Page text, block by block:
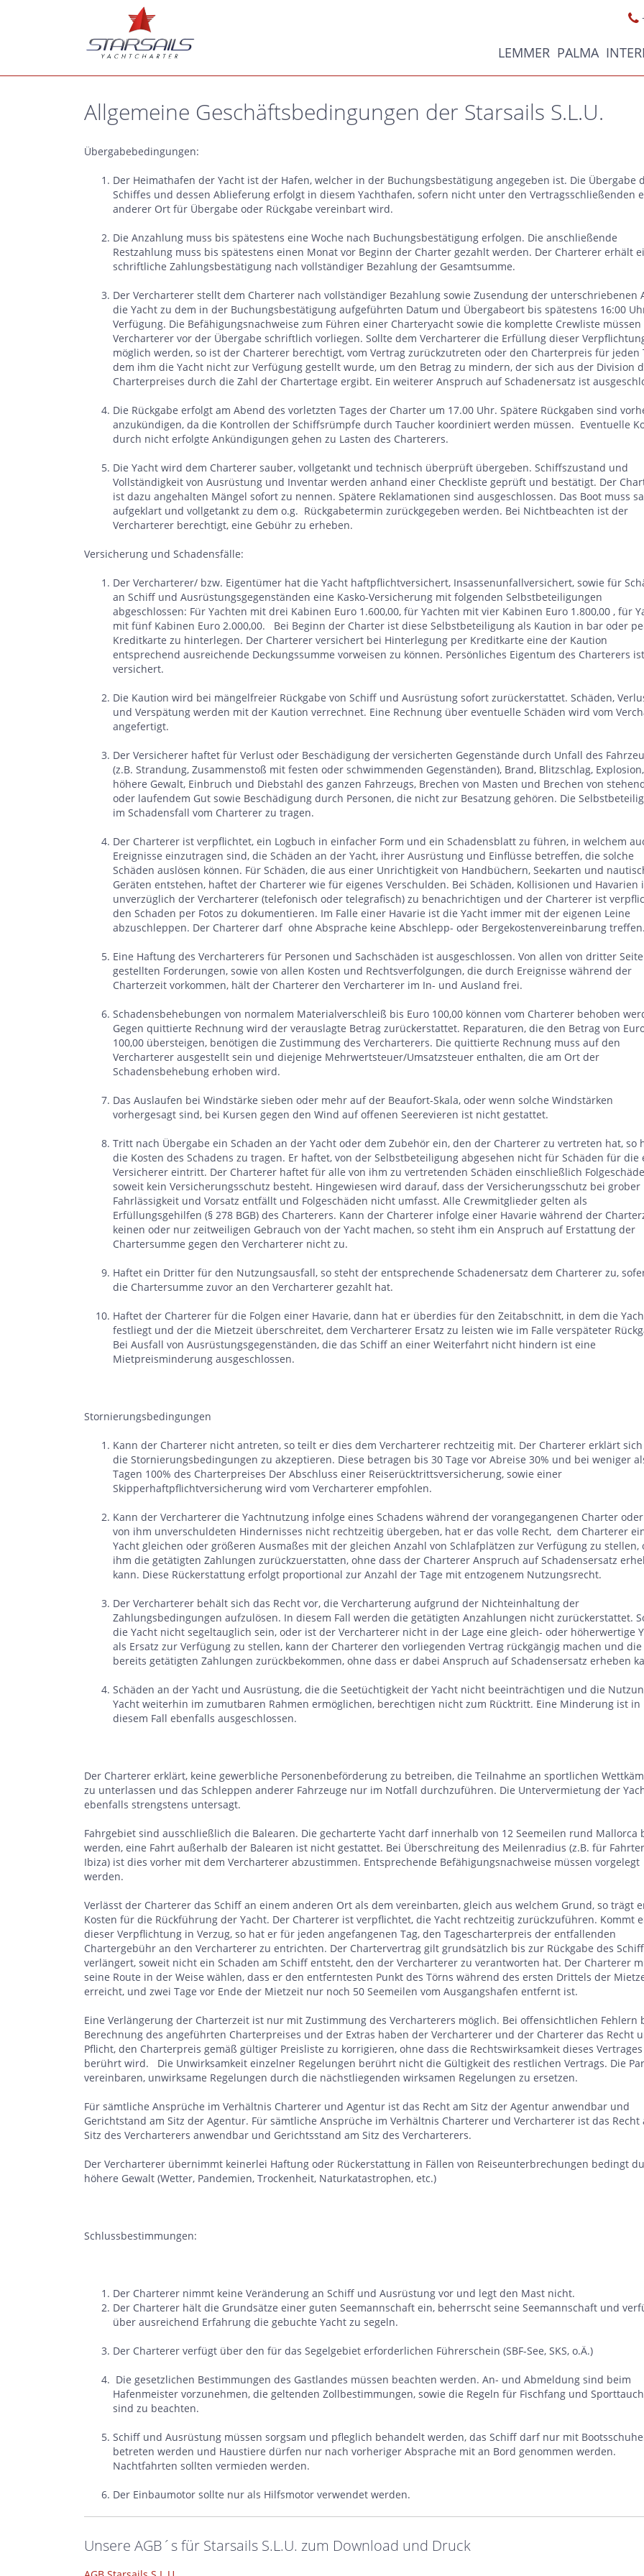
LEMMER PALMA
Allgemeine Geschäftsbedingungen der Starsails S.L.U.
Übergabebedingungen:
Der Heimathafen der Yacht ist der Hafen, welcher in der Buchungsbestätigung angegeben ist. Die Übergabe
Schiffes und dessen Ablieferung erfolgt in diesem Yachthafen, sofern nicht unter den Vertragsschließenden
anderer Ort für Übergabe oder Rückgabe vereinbart wird.
Die Anzahlung muss bis spätestens eine Woche nach Buchungsbestätigung erfolgen. Die anschließende
Restzahlung muss bis spätestens einen Monat vor Beginn der Charter gezahlt werden. Der Charterer erhält
schriftliche Zahlungsbestätigung nach vollständiger Bezahlung der Gesamtsumme.
Der Vercharterer stellt dem Charterer nach vollständiger Bezahlung sowie Zusendung der unterschriebenen
die Yacht zu dem in der Buchungsbestätigung aufgeführten Datum und Übergabeort bis spätestens 16:00
Verfügung. Die Befähigungsnachweise zum Führen einer Charteryacht sowie die komplette Crewliste müssen
Vercharterer vor der Übergabe schriftlich vorliegen. Sollte dem Vercharterer die Erfüllung dieser
möglich werden, so ist der Charterer berechtigt, vom Vertrag zurückzutreten oder den Charterpreis für jeden
dem ihm die Yacht nicht zur Verfügung gestellt wurde, um den Betrag zu mindern, der sich aus der Division
Charterpreises durch die Zahl der Chartertage ergibt. Ein weiterer Anspruch auf Schadenersatz ist
Die Rückgabe erfolgt am Abend des vorletzten Tages der Charter um 17.00 Uhr. Spätere Rückgaben sind
anzukündigen, da die Kontrollen der Schiffsrümpfe durch Taucher koordiniert werden müssen. Eventuelle
durch nicht erfolgte Ankündigungen gehen zu Lasten des Charterers.
Die Yacht wird dem Charterer sauber, vollgetankt und technisch überprüft übergeben. Schiffszustand und
Vollständigkeit von Ausrüstung und Inventar werden anhand einer Checkliste geprüft und bestätigt. Der
ist dazu angehalten Mängel sofort zu nennen. Spätere Reklamationen sind ausgeschlossen. Das Boot muss
aufgeklart und vollgetankt zu dem o.g. Rückgabetermin zurückgegeben werden. Bei Nichtbeachten ist der
Vercharterer berechtigt, eine Gebühr zu erheben.
Versicherung und Schadensfälle:
Der Vercharterer/ bzw. Eigentümer hat die Yacht haftpflichtversichert, Insassenunfallversichert, sowie für
an Schiff und Ausrüstungsgegenständen eine Kasko-Versicherung mit folgenden Selbstbeteiligungen
abgeschlossen: Für Yachten mit drei Kabinen Euro 1.600,00, für Yachten mit vier Kabinen Euro 1.800,00 , für
mit fünf Kabinen Euro 2.000,00. Bei Beginn der Charter ist diese Selbstbeteiligung als Kaution in bar oder
Kreditkarte zu hinterlegen. Der Charterer versichert bei Hinterlegung per Kreditkarte eine der Kaution
entsprechend ausreichende Deckungssumme vorweisen zu können. Persönliches Eigentum des Charterers
versichert.
Die Kaution wird bei mängelfreier Rückgabe von Schiff und Ausrüstung sofort zurückerstattet. Schäden,
und Verspätung werden mit der Kaution verrechnet. Eine Rechnung über eventuelle Schäden wird vom
angefertigt.
Der Versicherer haftet für Verlust oder Beschädigung der versicherten Gegenstände durch Unfall des
(z.B. Strandung, Zusammenstoß mit festen oder schwimmenden Gegenständen), Brand, Blitzschlag, Explosion,
höhere Gewalt, Einbruch und Diebstahl des ganzen Fahrzeugs, Brechen von Masten und Brechen von
oder laufendem Gut sowie Beschädigung durch Personen, die nicht zur Besatzung gehören. Die
im Schadensfall vom Charterer zu tragen.
Der Charterer ist verpflichtet, ein Logbuch in einfacher Form und ein Schadensblatt zu führen, in welchem
Ereignisse einzutragen sind, die Schäden an der Yacht, ihrer Ausrüstung und Einflüsse betreffen, die solche
Schäden auslösen können. Für Schäden, die aus einer Unrichtigkeit von Handbüchern, Seekarten und
Geräten entstehen, haftet der Charterer wie für eigenes Verschulden. Bei Schäden, Kollisionen und Havarien
unverzüglich der Vercharterer (telefonisch oder telegrafisch) zu benachrichtigen und der Charterer ist
den Schaden per Fotos zu dokumentieren. Im Falle einer Havarie ist die Yacht immer mit der eigenen Leine
abzuschleppen. Der Charterer darf ohne Absprache keine Abschlepp- oder Bergekostenvereinbarung treffen.
Eine Haftung des Vercharterers für Personen und Sachschäden ist ausgeschlossen. Von allen von dritter Seite
gestellten Forderungen, sowie von allen Kosten und Rechtsverfolgungen, die durch Ereignisse während der
Charterzeit vorkommen, hält der Charterer den Vercharterer im In- und Ausland frei.
Schadensbehebungen von normalem Materialverschleiß bis Euro 100,00 können vom Charterer behoben
Gegen quittierte Rechnung wird der verauslagte Betrag zurückerstattet. Reparaturen, die den Betrag von
100,00 übersteigen, benötigen die Zustimmung des Vercharterers. Die quittierte Rechnung muss auf den
Vercharterer ausgestellt sein und diejenige Mehrwertsteuer/Umsatzsteuer enthalten, die am Ort der
Schadensbehebung erhoben wird.
Das Auslaufen bei Windstärke sieben oder mehr auf der Beaufort-Skala, oder wenn solche Windstärken
vorhergesagt sind, bei Kursen gegen den Wind auf offenen Seerevieren ist nicht gestattet.
Tritt nach Übergabe ein Schaden an der Yacht oder dem Zubehör ein, den der Charterer zu vertreten hat, so
die Kosten des Schadens zu tragen. Er haftet, von der Selbstbeteiligung abgesehen nicht für Schäden für die
Versicherer eintritt. Der Charterer haftet für alle von ihm zu vertretenden Schäden einschließlich
soweit kein Versicherungsschutz besteht. Hingewiesen wird darauf, dass der Versicherungsschutz bei grober
Fahrlässigkeit und Vorsatz entfällt und Folgeschäden nicht umfasst. Alle Crewmitglieder gelten als
Erfüllungsgehilfen (§ 278 BGB) des Charterers. Kann der Charterer infolge einer Havarie während der
keinen oder nur zeitweiligen Gebrauch von der Yacht machen, so steht ihm ein Anspruch auf Erstattung der
Chartersumme gegen den Vercharterer nicht zu.
Haftet ein Dritter für den Nutzungsausfall, so steht der entsprechende Schadenersatz dem Charterer zu,
die Chartersumme zuvor an den Vercharterer gezahlt hat.
Haftet der Charterer für die Folgen einer Havarie, dann hat er überdies für den Zeitabschnitt, in dem die
festliegt und der die Mietzeit überschreitet, dem Vercharterer Ersatz zu leisten wie im Falle verspäteter
Bei Ausfall von Ausrüstungsgegenständen, die das Schiff an einer Weiterfahrt nicht hindern ist eine
Mietpreisminderung ausgeschlossen.
Stornierungsbedingungen
Kann der Charterer nicht antreten, so teilt er dies dem Vercharterer rechtzeitig mit. Der Charterer erklärt
die Stornierungsbedingungen zu akzeptieren. Diese betragen bis 30 Tage vor Abreise 30% und bei weniger
Tagen 100% des Charterpreises Der Abschluss einer Reiserücktrittsversicherung, sowie einer
Skipperhaftpflichtversicherung wird vom Vercharterer empfohlen.
Kann der Vercharterer die Yachtnutzung infolge eines Schadens während der vorangegangenen Charter
von ihm unverschuldeten Hindernisses nicht rechtzeitig übergeben, hat er das volle Recht, dem Charterer
Yacht gleichen oder größeren Ausmaßes mit der gleichen Anzahl von Schlafplätzen zur Verfügung zu stellen,
ihm die getätigten Zahlungen zurückzuerstatten, ohne dass der Charterer Anspruch auf Schadensersatz
kann. Diese Rückerstattung erfolgt proportional zur Anzahl der Tage mit entzogenem Nutzungsrecht.
Der Vercharterer behält sich das Recht vor, die Vercharterung aufgrund der Nichteinhaltung der
Zahlungsbedingungen aufzulösen. In diesem Fall werden die getätigten Anzahlungen nicht zurückerstattet.
die Yacht nicht segeltauglich sein, oder ist der Vercharterer nicht in der Lage eine gleich- oder höherwertige
als Ersatz zur Verfügung zu stellen, kann der Charterer den vorliegenden Vertrag rückgängig machen und die
bereits getätigten Zahlungen zurückbekommen, ohne dass er dabei Anspruch auf Schadensersatz erheben
Schäden an der Yacht und Ausrüstung, die die Seetüchtigkeit der Yacht nicht beeinträchtigen und die
Yacht weiterhin im zumutbaren Rahmen ermöglichen, berechtigen nicht zum Rücktritt. Eine Minderung ist in
diesem Fall ebenfalls ausgeschlossen.
Der Charterer erklärt, keine gewerbliche Personenbeförderung zu betreiben, die Teilnahme an sportlichen
zu unterlassen und das Schleppen anderer Fahrzeuge nur im Notfall durchzuführen. Die Untervermietung der
ebenfalls strengstens untersagt.
Fahrgebiet sind ausschließlich die Balearen. Die gecharterte Yacht darf innerhalb von 12 Seemeilen rund Mallorca
werden, eine Fahrt außerhalb der Balearen ist nicht gestattet. Bei Überschreitung des Meilenradius (z.B. für
Ibiza) ist dies vorher mit dem Vercharterer abzustimmen. Entsprechende Befähigungsnachweise müssen vorgelegt
werden.
Verlässt der Charterer das Schiff an einem anderen Ort als dem vereinbarten, gleich aus welchem Grund, so trägt
Kosten für die Rückführung der Yacht. Der Charterer ist verpflichtet, die Yacht rechtzeitig zurückzuführen. Kommt
dieser Verpflichtung in Verzug, so hat er für jeden angefangenen Tag, den Tagescharterpreis der entfallenden
Chartergebühr an den Vercharterer zu entrichten. Der Chartervertrag gilt grundsätzlich bis zur Rückgabe des
verlängert, soweit nicht ein Schaden am Schiff entsteht, den der Vercharterer zu verantworten hat. Der Charterer
seine Route in der Weise wählen, dass er den entferntesten Punkt des Törns während des ersten Drittels der
erreicht, und zwei Tage vor Ende der Mietzeit nur noch 50 Seemeilen vom Ausgangshafen entfernt ist.
Eine Verlängerung der Charterzeit ist nur mit Zustimmung des Vercharterers möglich. Bei offensichtlichen Fehlern
Berechnung des angeführten Charterpreises und der Extras haben der Vercharterer und der Charterer das Recht
Pflicht, den Charterpreis gemäß gültiger Preisliste zu korrigieren, ohne dass die Rechtswirksamkeit dieses Vertrages
berührt wird. Die Unwirksamkeit einzelner Regelungen berührt nicht die Gültigkeit des restlichen Vertrags. Die
vereinbaren, unwirksame Regelungen durch die nächstliegenden wirksamen Regelungen zu ersetzen.
Für sämtliche Ansprüche im Verhältnis Charterer und Agentur ist das Recht am Sitz der Agentur anwendbar und
Gerichtstand am Sitz der Agentur. Für sämtliche Ansprüche im Verhältnis Charterer und Vercharterer ist das Recht
Sitz des Vercharterers anwendbar und Gerichtsstand am Sitz des Vercharterers.
Der Vercharterer übernimmt keinerlei Haftung oder Rückerstattung in Fällen von Reiseunterbrechungen bedingt
höhere Gewalt (Wetter, Pandemien, Trockenheit, Naturkatastrophen, etc.)
Schlussbestimmungen:
Der Charterer nimmt keine Veränderung an Schiff und Ausrüstung vor und legt den Mast nicht.
Der Charterer hält die Grundsätze einer guten Seemannschaft ein, beherrscht seine Seemannschaft und
über ausreichend Erfahrung die gebuchte Yacht zu segeln.
Der Charterer verfügt über den für das Segelgebiet erforderlichen Führerschein (SBF-See, SKS, o.Ä.)
Die gesetzlichen Bestimmungen des Gastlandes müssen beachten werden. An- und Abmeldung sind beim
Hafenmeister vorzunehmen, die geltenden Zollbestimmungen, sowie die Regeln für Fischfang und
sind zu beachten.
Schiff und Ausrüstung müssen sorgsam und pfleglich behandelt werden, das Schiff darf nur mit
betreten werden und Haustiere dürfen nur nach vorheriger Absprache mit an Bord genommen werden.
Nachtfahrten sollten vermieden werden.
Der Einbaumotor sollte nur als Hilfsmotor verwendet werden.
Unsere AGB´s für Starsails S.L.U. zum Download und Druck